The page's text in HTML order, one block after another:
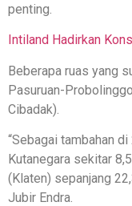
penting.
Intiland Hadirkan
Beberapa ruas yang
Pasuruan-
Cibadak).
“Sebagai tambahan
Kutanegara sekitar
(Klaten) sepanjang
Jubir Endra.